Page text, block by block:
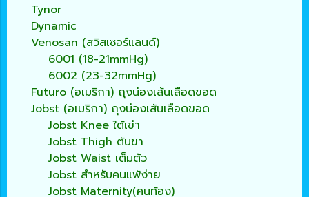
Tynor
Dynamic
Venosan (สวิสเซอร์แลนด์)
6001 (18-21mmHg)
6002 (23-32mmHg)
Futuro (อเมริกา) ถุงน่องเส้นเลือดขอด
Jobst (อเมริกา) ถุงน่องเส้นเลือดขอด
Jobst Knee ใต้เข่า
Jobst Thigh ต้นขา
Jobst Waist เต็มตัว
Jobst สำหรับคนแพ้ง่าย
Jobst Maternity(คนท้อง)